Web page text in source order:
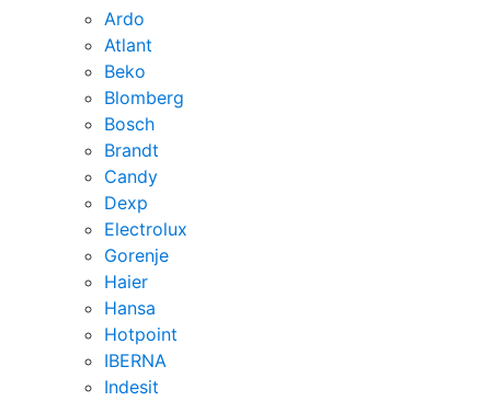
Ardo
Atlant
Beko
Blomberg
Bosch
Brandt
Candy
Dexp
Electrolux
Gorenje
Haier
Hansa
Hotpoint
IBERNA
Indesit